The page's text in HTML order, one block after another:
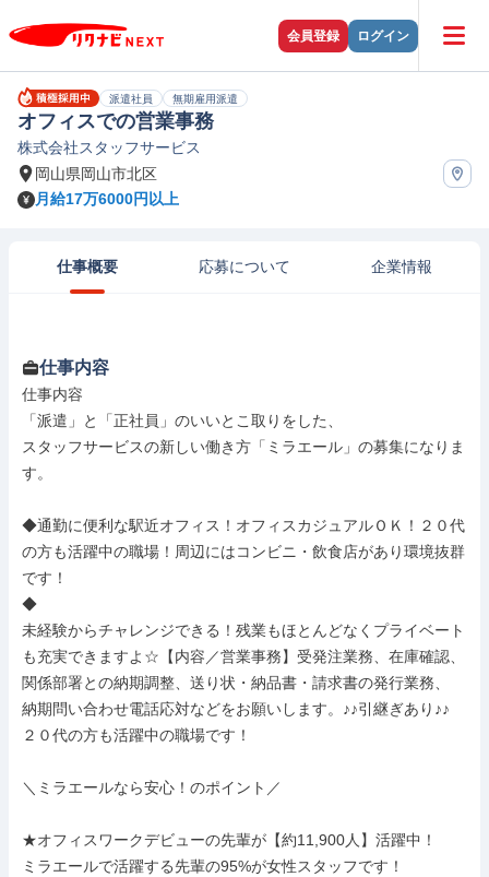
会員登録 ログイン
派遣社員 無期雇用派遣
オフィスでの営業事務
株式会社スタッフサービス
岡山県岡山市北区
月給17万6000円以上
仕事概要 応募について 企業情報
仕事内容
仕事内容
「派遣」と「正社員」のいいとこ取りをした、
スタッフサービスの新しい働き方「ミラエール」の募集になりま
す。
◆通勤に便利な駅近オフィス！オフィスカジュアルＯＫ！２０代
の方も活躍中の職場！周辺にはコンビニ・飲食店があり環境抜群
です！
◆
未経験からチャレンジできる！残業もほとんどなくプライベート
も充実できますよ☆【内容／営業事務】受発注業務、在庫確認、
関係部署との納期調整、送り状・納品書・請求書の発行業務、
納期問い合わせ電話応対などをお願いします。♪♪引継ぎあり♪♪
２０代の方も活躍中の職場です！
＼ミラエールなら安心！のポイント／
★オフィスワークデビューの先輩が【約11,900人】活躍中！
ミラエールで活躍する先輩の95%が女性スタッフです！